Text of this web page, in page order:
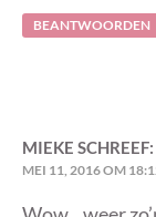
BEANTWOORDEN
MIEKE SCHREEF:
MEI 11, 2016 OM